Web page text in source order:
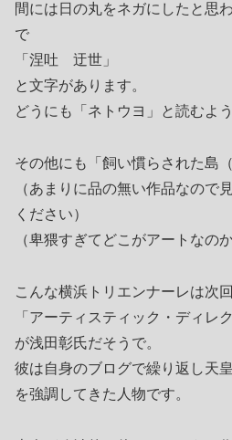
間には日の丸をネガにしたと思
で
「涅吐 迂世」
と文字があります。
どうにも「ネトウヨ」と読むよう
その他にも「飼い慣らされた島
（あまりに品の無い作品なので
ください）
（卑猥すぎてどこがアートなの
こんな横浜トリエンナーレは次
「アーティスティック・ディレ
が浅田彰氏だそうで。
彼は自身のブログで繰り返し天
を強調してきた人物です。